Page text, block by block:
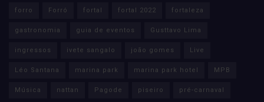
forro Forró fortal fortal 2022 fortaleza
gastronomia guia de eventos Gusttavo Lima
ingressos ivete sangalo joão gomes Live
Léo Santana marina park marina park hotel MPB
Música nattan Pagode piseiro pré-carnaval